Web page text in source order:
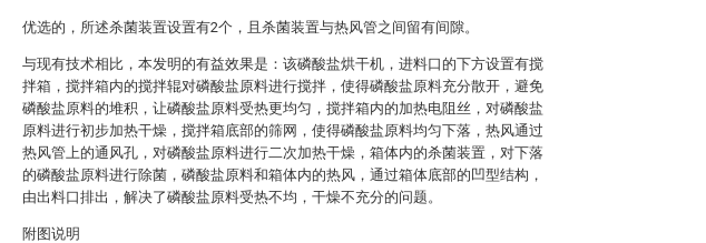
优选的，所述杀菌装置设置有2个，且杀菌装置与热风管之间留有间隙。
与现有技术相比，本发明的有益效果是：该磷酸盐烘干机，进料口的下方设置有搅
拌箱，搅拌箱内的搅拌辊对磷酸盐原料进行搅拌，使得磷酸盐原料充分散开，避免
磷酸盐原料的堆积，让磷酸盐原料受热更均匀，搅拌箱内的加热电阻丝，对磷酸盐
原料进行初步加热干燥，搅拌箱底部的筛网，使得磷酸盐原料均匀下落，热风通过
热风管上的通风孔，对磷酸盐原料进行二次加热干燥，箱体内的杀菌装置，对下落
的磷酸盐原料进行除菌，磷酸盐原料和箱体内的热风，通过箱体底部的凹型结构，
由出料口排出，解决了磷酸盐原料受热不均，干燥不充分的问题。
附图说明